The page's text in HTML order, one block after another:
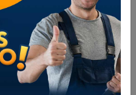
4400